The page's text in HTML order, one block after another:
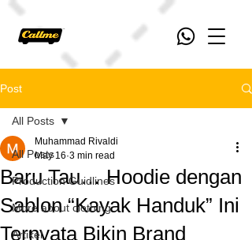
Post
All Posts
Production Guidlines
More about clothing
Artikel
All Posts
Baru Tau… Hoodie dengan
Sablon “Kayak Handuk” Ini
Ternyata Bikin Brand
Muhammad Rivaldi
May 16 3 min read